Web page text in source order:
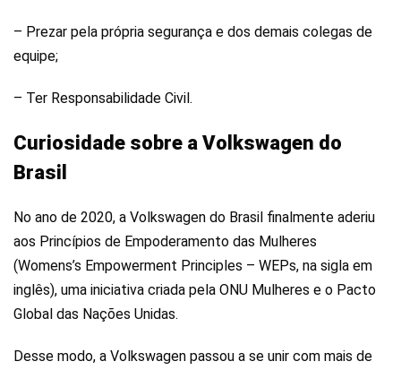
– Prezar pela própria segurança e dos demais colegas de
equipe;
– Ter Responsabilidade Civil.
Curiosidade sobre a Volkswagen do
Brasil
No ano de 2020, a Volkswagen do Brasil finalmente aderiu
aos Princípios de Empoderamento das Mulheres
(Womens’s Empowerment Principles – WEPs, na sigla em
inglês), uma iniciativa criada pela ONU Mulheres e o Pacto
Global das Nações Unidas.
Desse modo, a Volkswagen passou a se unir com mais de